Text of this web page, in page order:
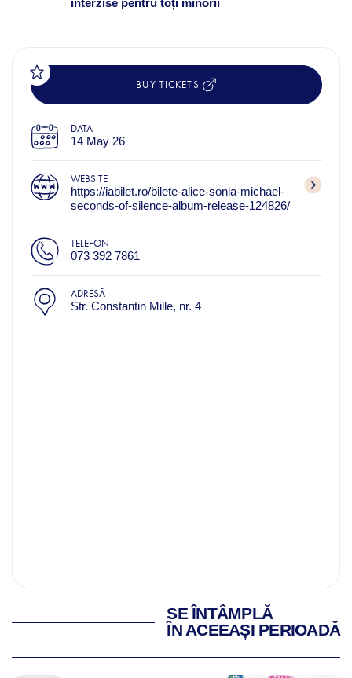
interzise pentru toți minorii
BUY TICKETS
DATA
14 May 26
WEBSITE
https://iabilet.ro/bilete-alice-sonia-michael-
seconds-of-silence-album-release-124826/
TELEFON
073 392 7861
ADRESĂ
Str. Constantin Mille, nr. 4
SE ÎNTÂMPLĂ
ÎN ACEEAȘI PERIOADĂ